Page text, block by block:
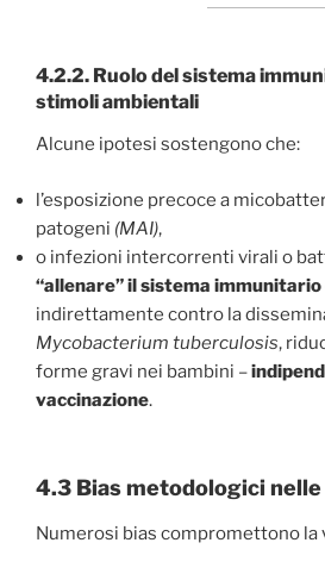
4.2.2. Ruolo del sistema
stimoli ambientali
Alcune ipotesi sostengono che:
l’esposizione precoce a
patogeni (MAI),
o infezioni intercorrenti virali o
“allenare” il sistema immunitario
indirettamente contro la
Mycobacterium tuberculosis,
forme gravi nei bambini –
vaccinazione.
4.3 Bias metodologici
Numerosi bias compromettono la